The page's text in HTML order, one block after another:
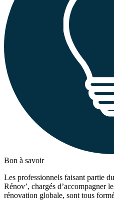
Bon à savoir
Les professionnels faisant partie
Rénov’, chargés d’accompagner
rénovation globale, sont tous